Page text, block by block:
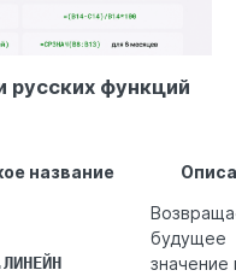
русских функций
название
будущее
значение